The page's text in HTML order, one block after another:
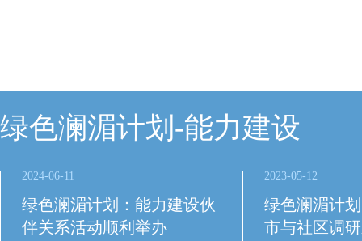
绿色澜湄计划-能力建设
2024-06-11
绿色澜湄计划：能力建设伙
伴关系活动顺利举办
2023-05-12
绿色澜湄计
市与社区调